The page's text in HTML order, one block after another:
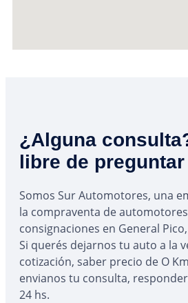
¿Alguna
libre de preguntar
Somos Sur Automotores, una
la compraventa de
consignaciones en General
Si querés dejarnos tu auto a la
cotización, saber precio de O
envianos tu consulta,
24 hs.